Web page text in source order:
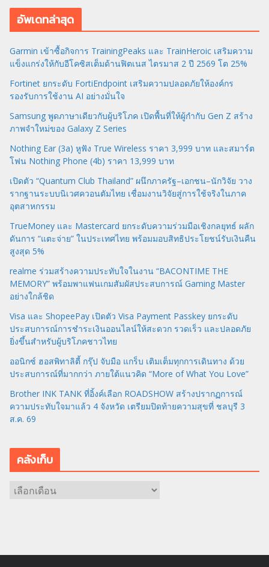
อัพเดทล่าสุด
Garmin เข้าซื้อกิจการ TrainingPeaks และ TrainHeroic เสริมความ
แข็งแกร่งให้กับอีโคซิสเต็มด้านฟิตเนส ไตรมาส 2 ปี 2569 โต 25%
Fortinet ยกระดับ FortiEndpoint เสริมความปลอดภัยให้องค์กร
รองรับการใช้งาน AI อย่างมั่นใจ
Samsung พูดภาษาเดียวกับผู้บริโภค เปิดพื้นที่ให้ผู้กำกับ Gen Z สร้าง
ภาพจำใหม่ของ Galaxy Z Series
Nothing Ear (3a) หูฟัง True Wireless ราคา 3,999 บาท และสมาร์ต
โฟน Nothing Phone (4b) ราคา 13,999 บาท
เปิดตัว “Quantum Club Thailand” ผนึกภาครัฐ–เอกชน–นักวิจัย วาง
รากฐานระบบนิเวศควอนตัมไทย เชื่อมงานวิจัยสู่การใช้จริงในภาค
อุตสาหกรรม
TrueMoney และ Mastercard ยกระดับความร่วมมือเชิงกลยุทธ์ ผลัก
ดันการ “แตะจ่าย” ในประเทศไทย พร้อมมอบสิทธิประโยชน์รับเงินคืน
สูงสุด 5%
realme ร่วมสร้างความประทับใจในงาน “BACONTIME THE
MEMORY” พร้อมพาแฟนเกมสัมผัสประสบการณ์ Gaming Master
อย่างใกล้ชิด
Visa และ ShopeePay เปิดตัว Visa Payment Passkey ยกระดับ
ประสบการณ์การชำระเงินออนไลน์ให้สะดวก รวดเร็ว และปลอดภัย
ยิ่งขึ้นสำหรับผู้บริโภคชาวไทย
ออนิกซ์ ฮอสพิทาลิตี้ กรุ๊ป จับมือ แกร็บ เติมเต็มทุกการเดินทาง ด้วย
ประสบการณ์ที่มากกว่า ภายใต้แนวคิด “More of What You Love”
Brother INK TANK ที่อิ้งค์เลือก ROADSHOW สร้างปรากฏการณ์
ความประทับใจมาแล้ว 4 จังหวัด เตรียมปิดท้ายความสุขที่ ชลบุรี 3
ส.ค. 69
คลังเก็บ